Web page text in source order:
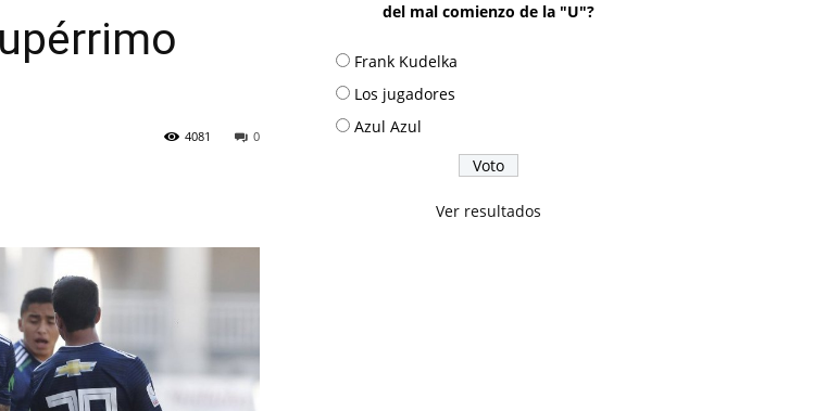
0
4081
del mal comienzo de la "U"?
Frank Kudelka
Los jugadores
Azul Azul
Ver resultados